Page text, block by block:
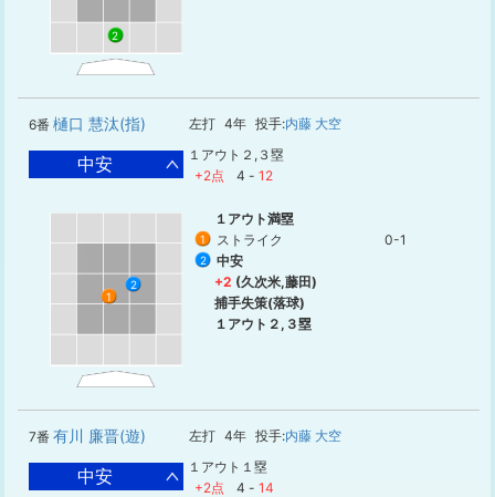
2
6番 樋口 慧汰(指) 左打 4年 投手:内藤 大空
中安
１アウト２,３塁
+2点
4 - 12
1
2
１アウト満塁
1 ストライク 0-1
2
中安
+2 (久次米,藤田)
捕手失策(落球)
１アウト２,３塁
7番 有川 廉晋(遊) 左打 4年 投手:内藤 大空
中安
１アウト１塁
+2点
4 - 14